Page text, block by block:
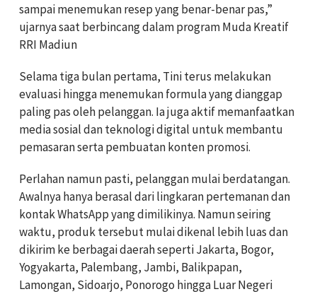
sampai menemukan resep yang benar-benar pas,”
ujarnya saat berbincang dalam program Muda Kreatif
RRI Madiun
Selama tiga bulan pertama, Tini terus melakukan
evaluasi hingga menemukan formula yang dianggap
paling pas oleh pelanggan. Ia juga aktif memanfaatkan
media sosial dan teknologi digital untuk membantu
pemasaran serta pembuatan konten promosi.
Perlahan namun pasti, pelanggan mulai berdatangan.
Awalnya hanya berasal dari lingkaran pertemanan dan
kontak WhatsApp yang dimilikinya. Namun seiring
waktu, produk tersebut mulai dikenal lebih luas dan
dikirim ke berbagai daerah seperti Jakarta, Bogor,
Yogyakarta, Palembang, Jambi, Balikpapan,
Lamongan, Sidoarjo, Ponorogo hingga Luar Negeri